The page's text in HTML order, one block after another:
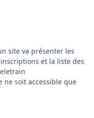
site va présenter les
et la liste des
ne soit accessible que